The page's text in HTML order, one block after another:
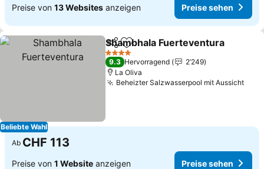
Preise von 13 Websites anzeigen Preise sehen
Beliebte Wahl
TeilenZu Favoriten hinzufügen
Shambhala Fuerteventura
4 Sterne
9.3 Hervorragend
2’249
La Oliva
Beheizter Salzwasserpool mit Aussicht
Ab CHF 113
Preise von 1 Website anzeigen Preise sehen